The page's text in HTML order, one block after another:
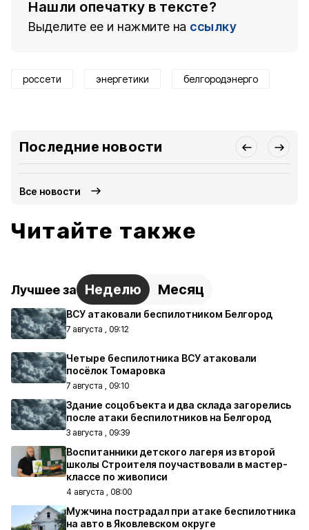
Нашли опечатку в тексте?
Выделите ее и нажмите на ссылку
россети энергетики белгородэнерго
Последние новости
Все новости
Читайте также
Лучшее за Неделю Месяц
ВСУ атаковали беспилотником Белгород
7 августа , 09:12
Четыре беспилотника ВСУ атаковали
посёлок Томаровка
7 августа , 09:10
Здание соцобъекта и два склада загорелись
после атаки беспилотников на Белгород
3 августа , 09:39
Воспитанники детского лагеря из второй
школы Строителя поучаствовали в мастер-
классе по живописи
4 августа , 08:00
Мужчина пострадал при атаке беспилотника
на авто в Яковлевском округе